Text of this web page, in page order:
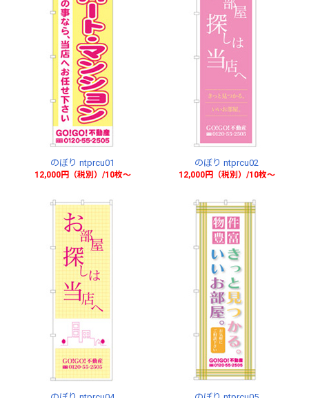
のぼり ntprcu01
12,000円（税別）/10枚〜
のぼり ntprcu02
12,000円（税別）/10枚〜